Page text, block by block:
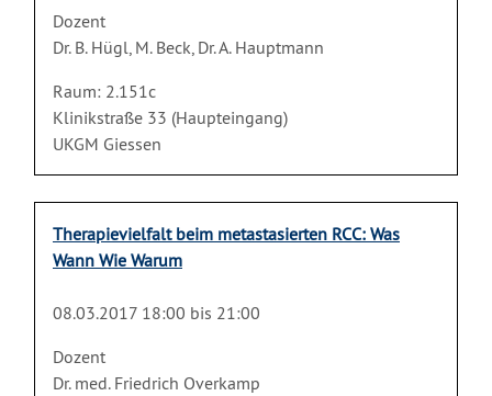
Dozent
Dr. B. Hügl, M. Beck, Dr. A. Hauptmann
Raum: 2.151c
Klinikstraße 33 (Haupteingang)
UKGM Giessen
Therapievielfalt beim metastasierten RCC: Was
Wann Wie Warum
08.03.2017 18:00 bis 21:00
Dozent
Dr. med. Friedrich Overkamp